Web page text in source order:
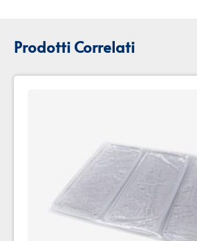
Prodotti Correlati